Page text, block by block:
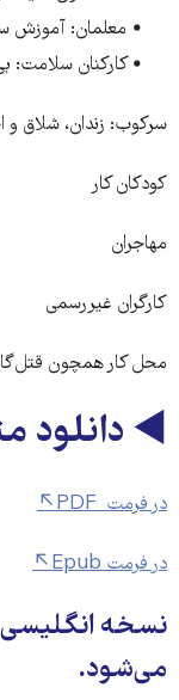
• معلمان: آموزش
• کارکنان سلامت:
سرکوب: زندان، شلاق و
کودکان کار
مهاجران
کارگران غیررسمی
محل کار همچون قتل‌گاه
◄ دانلود
در فرمت PDF
در فرمت Epub
نسخه
می‌شود.